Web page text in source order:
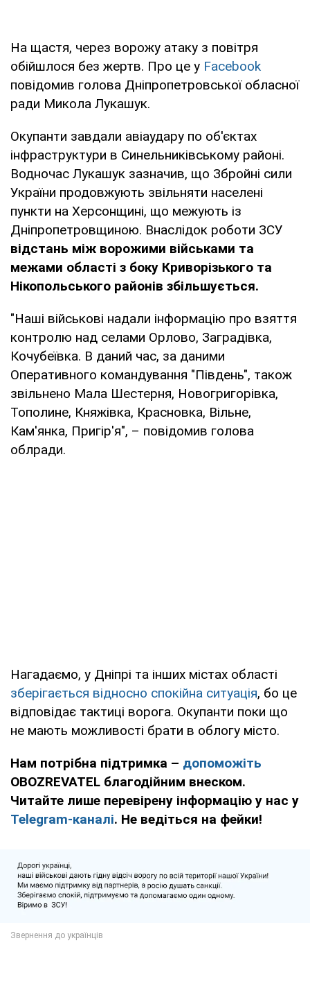
На щастя, через ворожу атаку з повітря
обійшлося без жертв. Про це у Facebook
повідомив голова Дніпропетровської обласної
ради Микола Лукашук.
Окупанти завдали авіаудару по об'єктах
інфраструктури в Синельниківському районі.
Водночас Лукашук зазначив, що Збройні сили
України продовжують звільняти населені
пункти на Херсонщині, що межують із
Дніпропетровщиною. Внаслідок роботи ЗСУ
відстань між ворожими військами та
межами області з боку Криворізького та
Нікопольського районів збільшується.
"Наші військові надали інформацію про взяття
контролю над селами Орлово, Заградівка,
Кочубеївка. В даний час, за даними
Оперативного командування "Південь", також
звільнено Мала Шестерня, Новогригорівка,
Тополине, Княжівка, Красновка, Вільне,
Кам'янка, Пригір'я", – повідомив голова
облради.
Нагадаємо, у Дніпрі та інших містах області
зберігається відносно спокійна ситуація, бо це
відповідає тактиці ворога. Окупанти поки що
не мають можливості брати в облогу місто.
Нам потрібна підтримка – допоможіть
OBOZREVATEL благодійним внеском.
Читайте лише перевірену інформацію у нас у
Telegram-каналі. Не ведіться на фейки!